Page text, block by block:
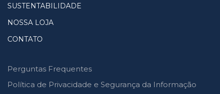
SUSTENTABILIDADE
NOSSA LOJA
CONTATO
Perguntas Frequentes
Política de Privacidade e Segurança da Informação